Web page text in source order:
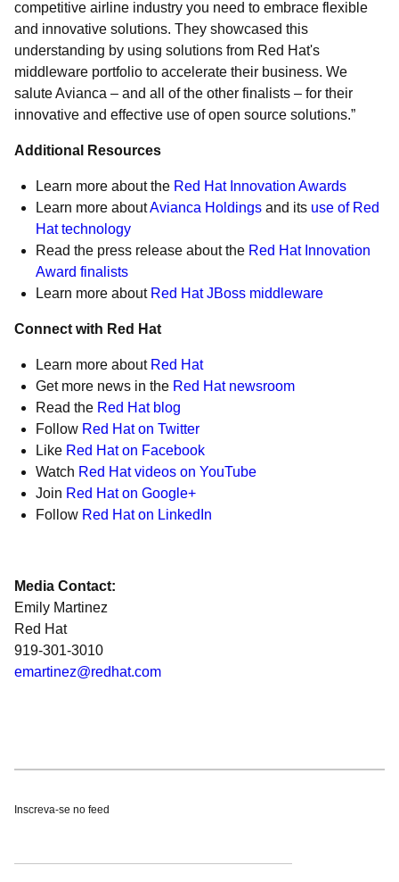
competitive airline industry you need to embrace flexible
and innovative solutions. They showcased this
understanding by using solutions from Red Hat's
middleware portfolio to accelerate their business. We
salute Avianca – and all of the other finalists – for their
innovative and effective use of open source solutions.”
Additional Resources
Learn more about the Red Hat Innovation Awards
Learn more aboutAvianca Holdings and its use of Red
Hat technology
Read the press release about the Red Hat Innovation
Award finalists
Learn more about Red Hat JBoss middleware
Connect with Red Hat
Learn more about Red Hat
Get more news in the Red Hat newsroom
Read the Red Hat blog
Follow Red Hat on Twitter
Like Red Hat on Facebook
Watch Red Hat videos on YouTube
Join Red Hat on Google+
Follow Red Hat on LinkedIn
Media Contact:
Emily Martinez
Red Hat
919-301-3010
emartinez@redhat.com
Inscreva-se no feed